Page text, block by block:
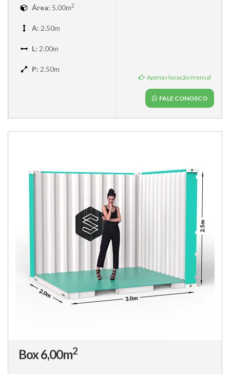
Área: 5.00m2
A: 2.50m
L: 2.00m
P: 2.50m
Apenas locação mensal
FALE CONOSCO
Box 6,00m2